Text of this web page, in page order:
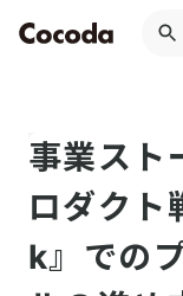
事業スト
ロダク
k』での